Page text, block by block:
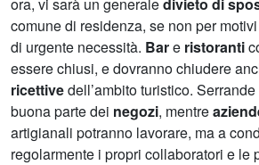
comune di residenza, se non per
di urgente necessità. Bare ristoranti
essere chiusi, e dovranno chiudere
ricettivedell’ambito turistico.
buona parte dei negozi, mentre
artigianali potranno lavorare, ma a
regolarmente i propri collaboratori e le